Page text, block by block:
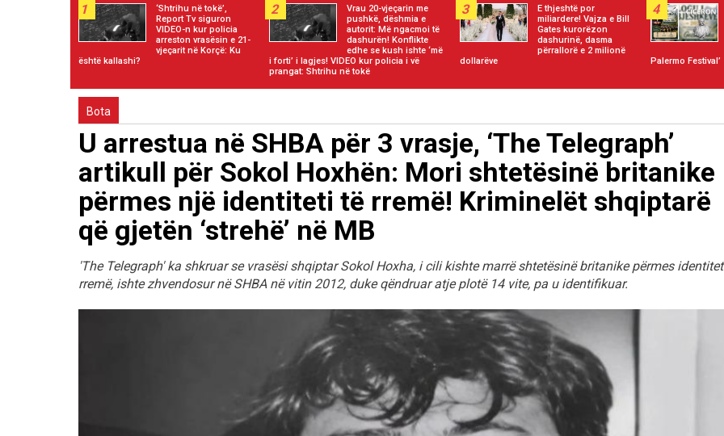
1
‘Shtrihu në tokë’,
Report Tv siguron
VIDEO-n kur policia
arreston vrasësin e 21-
vjeçarit në Korçë: Ku
është kallashi?
2
Vrau 20-vjeçarin me
pushkë, dëshmia e
autorit: Më ngacmoi të
dashurën! Konflikte
edhe se kush ishte ‘më
i forti’ i lagjes! VIDEO kur policia i vë
prangat: Shtrihu në tokë
3
E thjeshtë por
miliardere! Vajza e Bill
Gates kurorëzon
dashurinë, dasma
përrallorë e 2 milionë
dollarëve
4
Palermo Festival’
Bota
U arrestua në SHBA për 3 vrasje, ‘The Telegraph’
artikull për Sokol Hoxhën: Mori shtetësinë britanike
përmes një identiteti të rremë! Kriminelët shqiptarë
që gjetën ‘strehë’ në MB
'The Telegraph' ka shkruar se vrasësi shqiptar Sokol Hoxha, i cili kishte marrë shtetësinë britanike përmes
rremë, ishte zhvendosur në SHBA në vitin 2012, duke qëndruar atje plotë 14 vite, pa u identifikuar.